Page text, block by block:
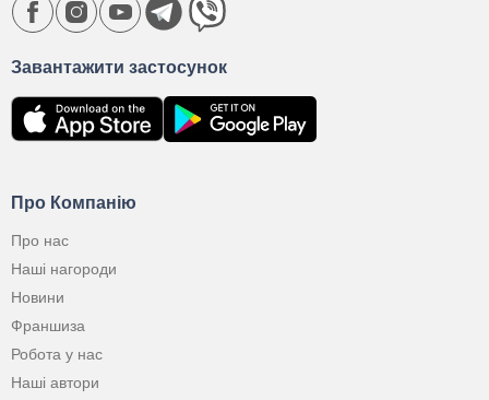
Про Компанію
Про нас
Наші нагороди
Новини
Франшиза
Робота у нас
Наші автори
Завантажити застосунок